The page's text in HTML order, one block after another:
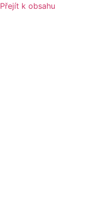
Přejít k obsahu